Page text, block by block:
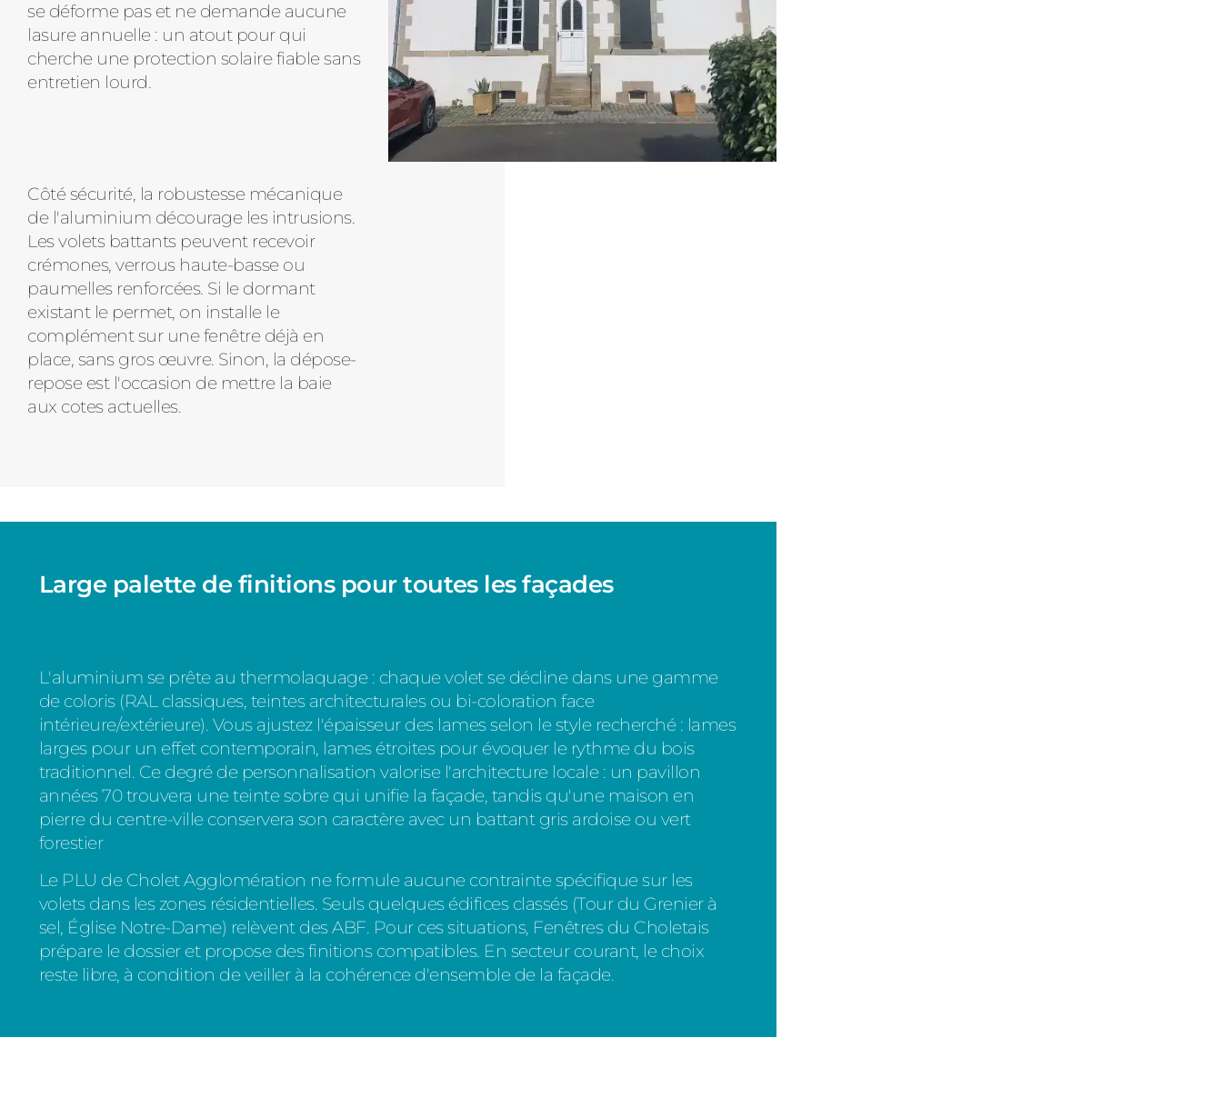
se déforme pas et ne demande aucune
lasure annuelle : un atout pour qui
cherche une protection solaire fiable sans
entretien lourd.
Côté sécurité, la robustesse mécanique
de l'aluminium décourage les intrusions.
Les volets battants peuvent recevoir
crémones, verrous haute-basse ou
paumelles renforcées. Si le dormant
existant le permet, on installe le
complément sur une fenêtre déjà en
place, sans gros œuvre. Sinon, la dépose-
repose est l'occasion de mettre la baie
aux cotes actuelles.
Large palette de finitions pour toutes les façades
L'aluminium se prête au thermolaquage : chaque volet se décline dans une gamme
de coloris (RAL classiques, teintes architecturales ou bi-coloration face
intérieure/extérieure). Vous ajustez l'épaisseur des lames selon le style recherché : lames
larges pour un effet contemporain, lames étroites pour évoquer le rythme du bois
traditionnel. Ce degré de personnalisation valorise l'architecture locale : un pavillon
années 70 trouvera une teinte sobre qui unifie la façade, tandis qu'une maison en
pierre du centre-ville conservera son caractère avec un battant gris ardoise ou vert
forestier
Le PLU de Cholet Agglomération ne formule aucune contrainte spécifique sur les
volets dans les zones résidentielles. Seuls quelques édifices classés (Tour du Grenier à
sel, Église Notre-Dame) relèvent des ABF. Pour ces situations, Fenêtres du Choletais
prépare le dossier et propose des finitions compatibles. En secteur courant, le choix
reste libre, à condition de veiller à la cohérence d'ensemble de la façade.